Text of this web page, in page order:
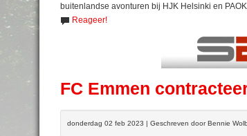
buitenlandse avonturen bij HJK Helsinki en
Reageer!
FC Emmen
donderdag 02 feb 2023 | Geschreven door Bennie